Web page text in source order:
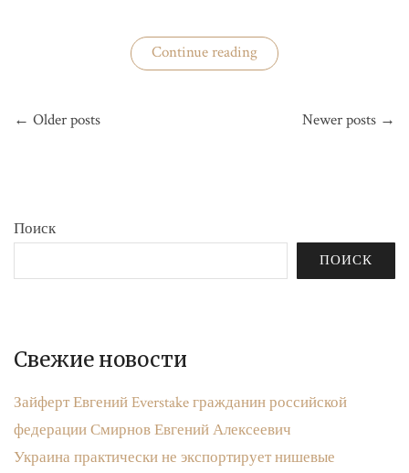
Continue reading«Трамп
спросил
почему
Россия
по
← Older posts Newer posts →
Поиск
ПОИСК
Свежие новости
Зайферт Евгений Everstake гражданин российской
федерации Смирнов Евгений Алексеевич
Украина практически не экспортирует нишевые